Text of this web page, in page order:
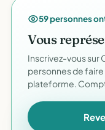
59 personnes
Vous
Inscrivez-vous sur
personnes de faire
plateforme.